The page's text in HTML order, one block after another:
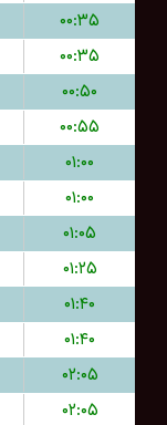
۰۰:۳۵
۰۰:۳۵
۰۰:۵۰
۰۰:۵۵
۰۱:۰۰
۰۱:۰۰
۰۱:۰۵
۰۱:۲۵
۰۱:۴۰
۰۱:۴۰
۰۲:۰۵
۰۲:۰۵